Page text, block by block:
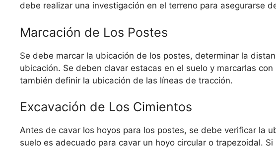
debe realizar una investigación en el terreno para asegurarse
Marcación de Los Postes
Se debe marcar la ubicación de los postes, determinar la
ubicación. Se deben clavar estacas en el suelo y marcarlas
también definir la ubicación de las líneas de tracción.
Excavación de Los Cimientos
Antes de cavar los hoyos para los postes, se debe verificar la
suelo es adecuado para cavar un hoyo circular o trapezoidal. Si